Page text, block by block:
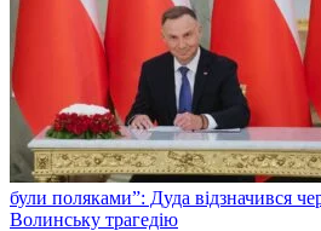
були поляками”: Дуда відзначився
Волинську трагедію